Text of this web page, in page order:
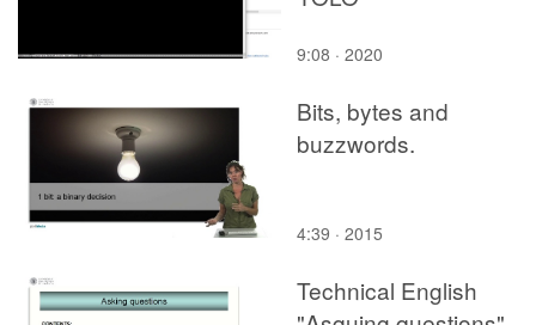
9:08 · 2020
Bits, bytes and
buzzwords.
4:39 · 2015
Technical English